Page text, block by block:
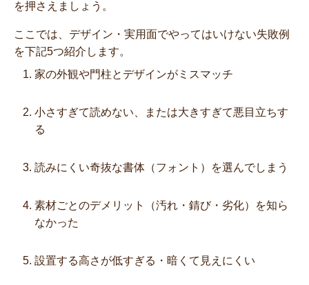
を押さえましょう。
ここでは、デザイン・実用面でやってはいけない失敗例
を下記5つ紹介します。
家の外観や門柱とデザインがミスマッチ
小さすぎて読めない、または大きすぎて悪目立ちす
る
読みにくい奇抜な書体（フォント）を選んでしまう
素材ごとのデメリット（汚れ・錆び・劣化）を知ら
なかった
設置する高さが低すぎる・暗くて見えにくい